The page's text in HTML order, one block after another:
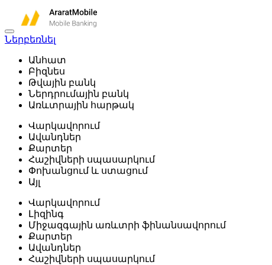
Ներբեռնել
Անհատ
Բիզնես
Թվային բանկ
Ներդրումային բանկ
Առևտրային հարթակ
Վարկավորում
Ավանդներ
Քարտեր
Հաշիվների սպասարկում
Փոխանցում և ստացում
Այլ
Վարկավորում
Լիզինգ
Միջազգային առևտրի ֆինանսավորում
Քարտեր
Ավանդներ
Հաշիվների սպասարկում